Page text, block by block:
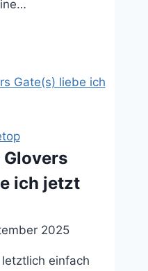
Glovers
ich jetzt
2025
letztlich einfach